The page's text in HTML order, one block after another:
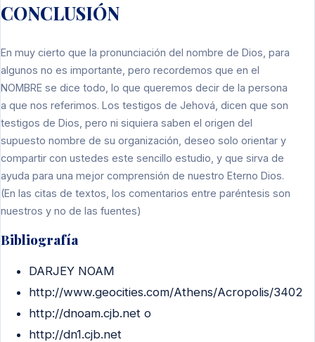
CONCLUSIÓN
En muy cierto que la pronunciación del nombre de Dios, para
algunos no es importante, pero recordemos que en el
NOMBRE se dice todo, lo que queremos decir de la persona
a que nos referimos. Los testigos de Jehová, dicen que son
testigos de Dios, pero ni siquiera saben el origen del
supuesto nombre de su organización, deseo solo orientar y
compartir con ustedes este sencillo estudio, y que sirva de
ayuda para una mejor comprensión de nuestro Eterno Dios.
(En las citas de textos, los comentarios entre paréntesis son
nuestros y no de las fuentes)
Bibliografía
DARJEY NOAM
http://www.geocities.com/Athens/Acropolis/3402
http://dnoam.cjb.net o
http://dn1.cjb.net